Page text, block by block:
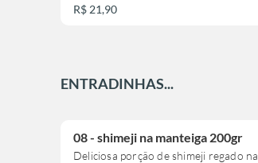
R$ 21,90
ENTRADINHAS...
08 - shimeji na manteiga 200gr
Deliciosa porção de shimeji regado na